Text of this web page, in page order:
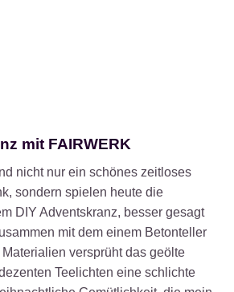
mit FAIRWERK
nicht nur ein schönes zeitloses
sondern spielen heute die
DIY Adventskranz, besser gesagt
mit dem einem Betonteller
versprüht das geölte
Teelichten eine schlichte